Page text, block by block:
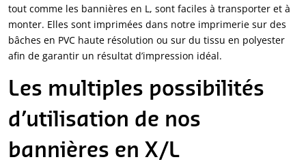
tout comme les bannières en L, sont faciles à transporter et à
monter. Elles sont imprimées dans notre imprimerie sur des
bâches en PVC haute résolution ou sur du tissu en polyester
afin de garantir un résultat d’impression idéal.
Les multiples possibilités
d’utilisation de nos
bannières en X/L